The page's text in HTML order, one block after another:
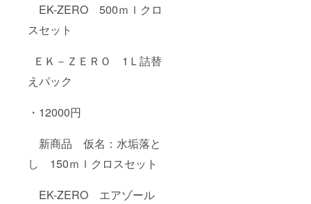
EK-ZERO 500ｍｌクロ
スセット
ＥＫ－ＺＥＲＯ 1Ｌ詰替
えパック
・12000円
新商品 仮名：水垢落と
し 150ｍｌクロスセット
EK-ZERO エアゾール